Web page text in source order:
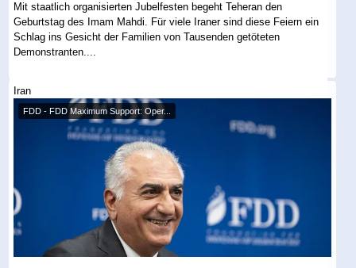
Mit staatlich organisierten Jubelfesten begeht Teheran den
Geburtstag des Imam Mahdi. Für viele Iraner sind diese Feiern ein
Schlag ins Gesicht der Familien von Tausenden getöteten
Demonstranten....
Iran
FDD - FDD Maximum Support: Oper...